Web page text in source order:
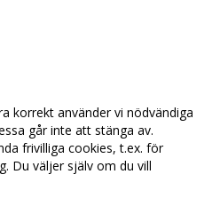
korrekt använder vi nödvändiga
går inte att stänga av.
frivilliga cookies, t.ex. för
Du väljer själv om du vill